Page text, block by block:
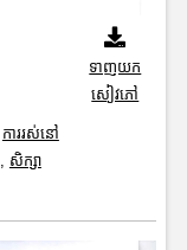
ការរស់នៅ
សិក្សា
ទាញយក
សៀវភៅ